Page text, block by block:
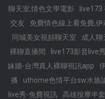
聊天室,情色文學電影
live173
交友
免費情色線上看免費,伊
同城美女視頻聊天室
成人聊
裸聊直播間
live173影音live秀
妹牆-台灣真人裸聊視訊app
播
uthome色情平台sw水族
live秀-免費視訊
高雄按摩半